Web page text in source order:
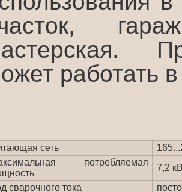
работать
сеть
потребляемая
7,2
сварочного тока